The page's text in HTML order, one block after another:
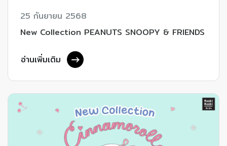
25 กันยายน 2568
New Collection PEANUTS SNOOPY & FRIENDS
อ่านเพิ่มเติม